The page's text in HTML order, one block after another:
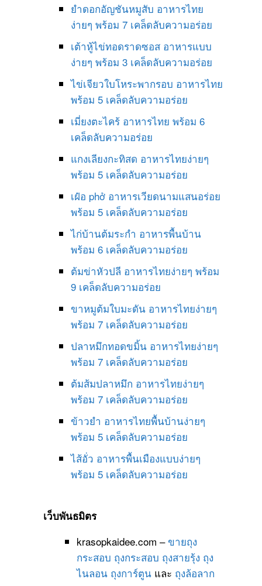
ยำดอกอัญชันหมูสับ อาหารไทย
ง่ายๆ พร้อม 7 เคล็ดลับความอร่อย
เต้าหู้ไข่ทอดราดซอส อาหารแบบ
ง่ายๆ พร้อม 3 เคล็ดลับความอร่อย
ไข่เจียวใบโหระพากรอบ อาหารไทย
พร้อม 5 เคล็ดลับความอร่อย
เมี่ยงตะไคร้ อาหารไทย พร้อม 6
เคล็ดลับความอร่อย
แกงเลียงกะทิสด อาหารไทยง่ายๆ
พร้อม 5 เคล็ดลับความอร่อย
เฝ๋อ phở อาหารเวียดนามแสนอร่อย
พร้อม 5 เคล็ดลับความอร่อย
ไก่บ้านต้มระกำ อาหารพื้นบ้าน
พร้อม 6 เคล็ดลับความอร่อย
ต้มข่าหัวปลี อาหารไทยง่ายๆ พร้อม
9 เคล็ดลับความอร่อย
ขาหมูต้มใบมะดัน อาหารไทยง่ายๆ
พร้อม 7 เคล็ดลับความอร่อย
ปลาหมึกทอดขมิ้น อาหารไทยง่ายๆ
พร้อม 7 เคล็ดลับความอร่อย
ต้มส้มปลาหมึก อาหารไทยง่ายๆ
พร้อม 7 เคล็ดลับความอร่อย
ข้าวยำ อาหารไทยพื้นบ้านง่ายๆ
พร้อม 5 เคล็ดลับความอร่อย
ไส้อั่ว อาหารพื้นเมืองแบบง่ายๆ
พร้อม 5 เคล็ดลับความอร่อย
เว็บพันธมิตร
krasopkaidee.com –ขายถุง
กระสอบ ถุงกระสอบ ถุงสายรุ้ง ถุง
ไนลอน ถุงการ์ตูนและ ถุงล้อลาก